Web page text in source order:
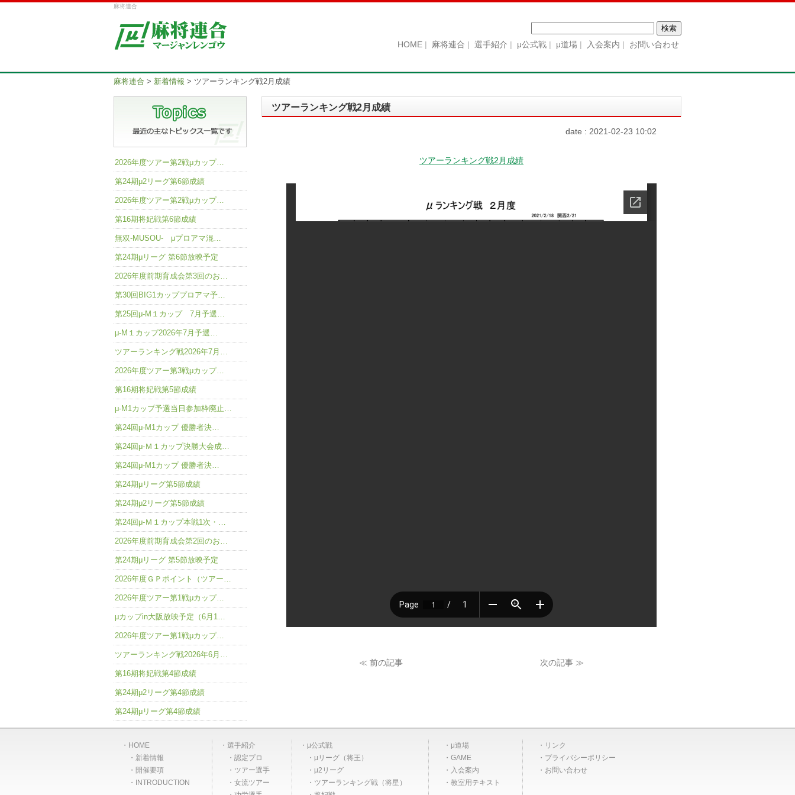
麻将連合
索:
HOME 麻将連合 選手紹介 μ公式戦 μ道場 入会案内 お問い合わせ
麻将連合 > 新着情報 > ツアーランキング戦2月成績
ツアーランキング戦2月成績
date : 2021-02-23 10:02
ツアーランキング戦2月成績
≪ 前の記事 次の記事 ≫
2026年度ツアー第2戦μカップ…
第24期μ2リーグ第6節成績
2026年度ツアー第2戦μカップ…
第16期将妃戦第6節成績
無双-MUSOU- μプロアマ混…
第24期μリーグ 第6節放映予定
2026年度前期育成会第3回のお…
第30回BIG1カッププロアマ予…
第25回μ-M１カップ 7月予選…
μ-M１カップ2026年7月予選…
ツアーランキング戦2026年7月…
2026年度ツアー第3戦μカップ…
第16期将妃戦第5節成績
μ-M1カップ予選当日参加枠廃止…
第24回μ-M1カップ 優勝者決…
第24回μ-Ｍ１カップ決勝大会成…
第24回μ-M1カップ 優勝者決…
第24期μリーグ第5節成績
第24期μ2リーグ第5節成績
第24回μ-Ｍ１カップ本戦1次・…
2026年度前期育成会第2回のお…
第24期μリーグ 第5節放映予定
2026年度ＧＰポイント（ツアー…
2026年度ツアー第1戦μカップ…
μカップin大阪放映予定（6月1…
2026年度ツアー第1戦μカップ…
ツアーランキング戦2026年6月…
第16期将妃戦第4節成績
第24期μ2リーグ第4節成績
第24期μリーグ第4節成績
HOME
新着情報
開催要項
INTRODUCTION
選手紹介
認定プロ
ツアー選手
女流ツアー
μ公式戦
μリーグ（将王）
μ2リーグ
ツアーランキング戦（将星）
μ道場
GAME
入会案内
教室用テキスト
リンク
プライバシーポリシー
お問い合わせ